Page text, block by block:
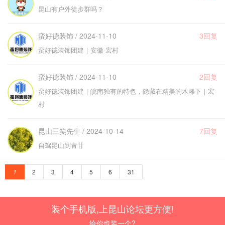
昆山有户外徒步群吗？
蛮好德装饰 / 2024-11-10 3回复
蛮好德装饰团建｜安徽·宏村
蛮好德装饰 / 2024-11-10 2回复
蛮好德装饰团建｜皖南独有的特色，隐藏在精美的木雕下｜宏
村
昆山三笑先生 / 2024-10-14 7回复
自驾昆山到青甘
1 2 3 4 5 6 31
装个手机版,上昆山论坛更方便!
给你也装一个?